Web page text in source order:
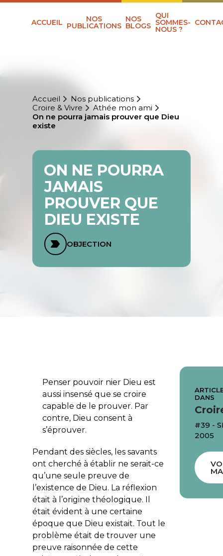
ACCUEIL NOS
PUBLICATIONS
NOS
BLOGS
QUI
SOMMES-
NOUS ?
Accueil
Nos publications
Croire & Vivre
Athée mon ami
On ne pourra jamais prouver que Dieu
existe
ON NE POURRA
JAMAIS
PROUVER QUE
DIEU EXISTE
OBJECTION
Penser pouvoir nier Dieu est
aussi insensé que se croire
capable de le prouver. Par
contre, Dieu consent à
s’éprouver.
Pendant des siècles, les savants
ont cherché à établir ne serait-ce
qu’une seule preuve de
l’existence de Dieu. La réflexion
était à l’origine théologique. Il
était évident à une certaine
époque que Dieu existait. Tout le
problème était de trouver une
preuve raisonnée de cette
DANS
#39 -
2005